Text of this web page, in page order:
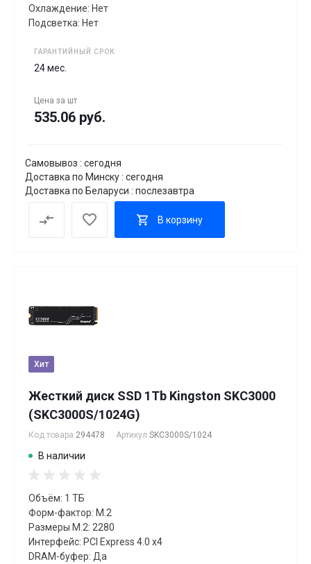
Охлаждение: Нет
Подсветка: Нет
ГАРАНТИЙНЫЙ СРОК
24 мес.
Цена за шт
535.06 руб.
Самовывоз : сегодня
Доставка по Минску : сегодня
Доставка по Беларуси : послезавтра
В корзину
Хит
Жесткий диск SSD 1Tb Kingston SKC3000
(SKC3000S/1024G)
Код товара 294478 Артикул SKC3000S/1024
В наличии
Объём: 1 ТБ
Форм-фактор: M.2
Размеры M.2: 2280
Интерфейс: PCI Express 4.0 x4
DRAM-буфер: Да